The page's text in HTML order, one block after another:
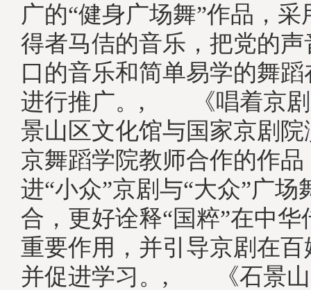
广的“健身广场舞”作品，采
得者马佶的音乐，把党的
口的音乐和简单易学的舞
进行推广。, 《唱着京剧
景山区文化馆与国家京剧
京舞蹈学院教师合作的作
进“小众”京剧与“大众”广场
合，更好诠释“国粹”在中
重要作用，并引导京剧在
并促进学习。, 《石景山